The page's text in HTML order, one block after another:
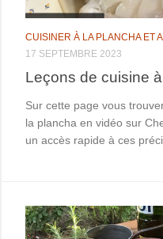
CUISINER À LA PLANCHA ET
17 SEPTEMBRE 2023
Leçons de cuisine
Sur cette page vous
la plancha en vidéo sur
un accès rapide à ces